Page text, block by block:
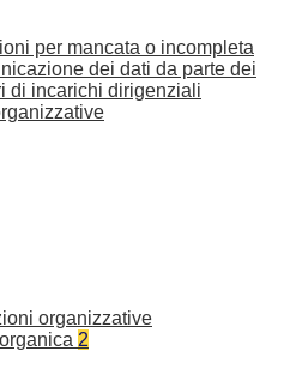
per mancata o incompleta
dei dati da parte dei
di incarichi dirigenziali
organizzative
2